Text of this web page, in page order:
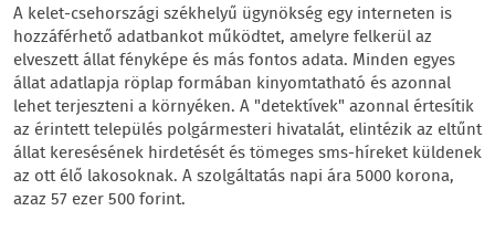
A kelet-csehországi székhelyű ügynökség egy interneten is
hozzáférhető adatbankot működtet, amelyre felkerül az
elveszett állat fényképe és más fontos adata. Minden egyes
állat adatlapja röplap formában kinyomtatható és azonnal
lehet terjeszteni a környéken. A "detektívek" azonnal értesítik
az érintett település polgármesteri hivatalát, elintézik az eltűnt
állat keresésének hirdetését és tömeges sms-híreket küldenek
az ott élő lakosoknak. A szolgáltatás napi ára 5000 korona,
azaz 57 ezer 500 forint.